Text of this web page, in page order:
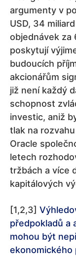
argumenty v
USD, 34
objednávek za
poskytují
budoucích
akcionářům
již není každý
schopnost
investic, aniž
tlak na
Oracle
letech
tržbách a více
kapitálových
[1,2,3]
předpokladů a
mohou být
ekonomického